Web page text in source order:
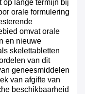
op lange termijn bij
orale formulering
omvat orale
en nieuwe
skelettabletten
van dit
geneesmiddelen
van afgifte van
beschikbaarheid